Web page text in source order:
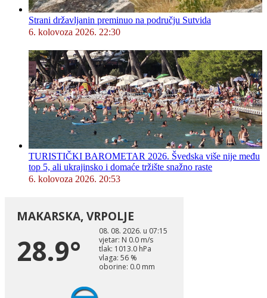
Strani državljanin preminuo na području Sutvida
6. kolovoza 2026. 22:30
TURISTIČKI BAROMETAR 2026. Švedska više nije među
top 5, ali ukrajinsko i domaće tržište snažno raste
6. kolovoza 2026. 20:53